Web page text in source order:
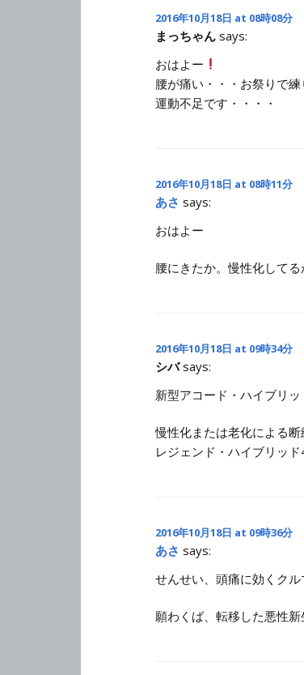
2016年10月18日 at 08時08分
まっちゃん says:
おはよー
腰が痛い・・・お祭りで練
運動不足です・・・・
2016年10月18日 at 08時11分
あさ says:
おはよー
腰にきたか。慢性化してる
2016年10月18日 at 09時34分
シバ says:
新型アコード・ハイブリ
慢性化または老化による
レジェンド・ハイブリッド
2016年10月18日 at 09時36分
あさ says:
せんせい、頭痛に効くク
願わくば、転移した悪性